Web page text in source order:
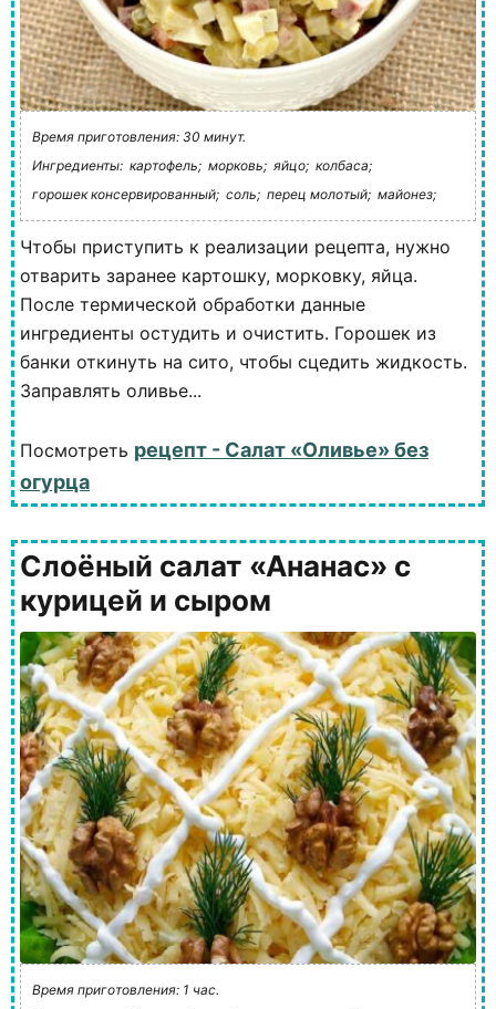
Время приготовления: 30 минут.
Ингредиенты: картофель; морковь; яйцо; колбаса;
горошек консервированный; соль; перец молотый; майонез;
Чтобы приступить к реализации рецепта, нужно
отварить заранее картошку, морковку, яйца.
После термической обработки данные
ингредиенты остудить и очистить. Горошек из
банки откинуть на сито, чтобы сцедить жидкость.
Заправлять оливье...
Посмотреть рецепт - Салат «Оливье» без
огурца
Слоёный салат «Ананас» с
курицей и сыром
Время приготовления: 1 час.